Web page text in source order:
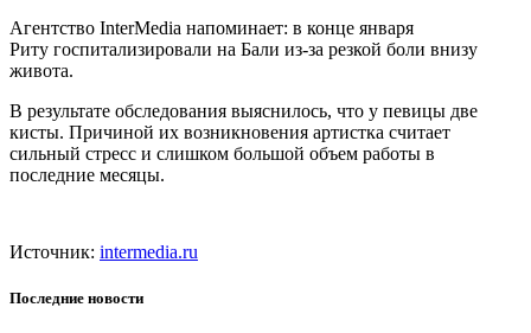
Агентство InterMedia напоминает: в конце января
Риту госпитализировали на Бали из-за резкой боли внизу
живота.
В результате обследования выяснилось, что у певицы две
кисты. Причиной их возникновения артистка считает
сильный стресс и слишком большой объем работы в
последние месяцы.
Источник: intermedia.ru
Последние новости